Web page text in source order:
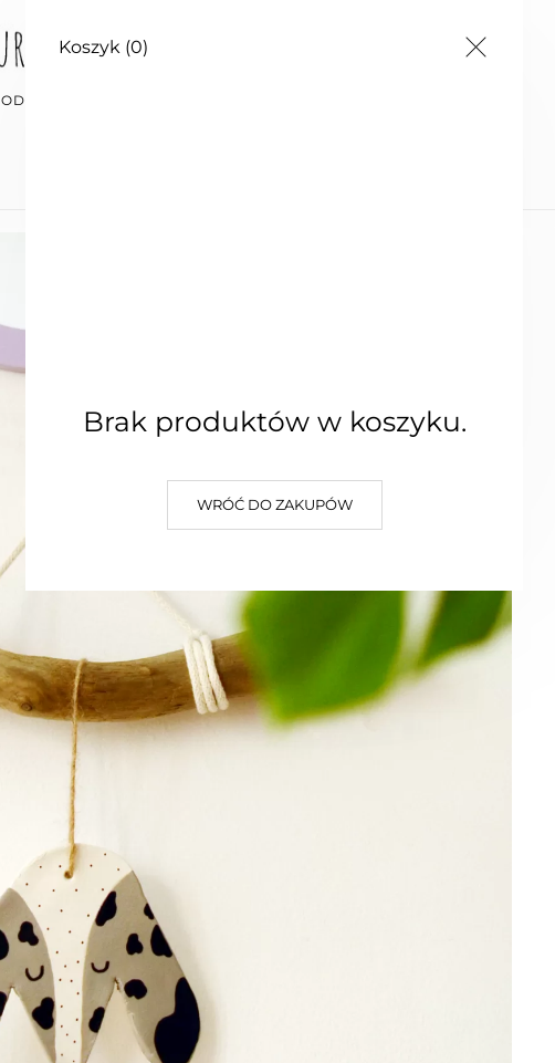
ODEZWIJ SIĘ!
Koszyk (0)
Brak produktów w koszyku.
WRÓĆ DO ZAKUPÓW